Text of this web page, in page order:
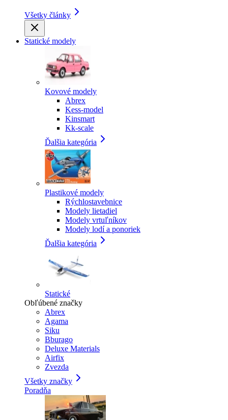
Všetky články
Statické modely
Kovové modely
Abrex
Kess-model
Kinsmart
Kk-scale
Ďalšia kategória
Plastikové modely
Rýchlostavebnice
Modely lietadiel
Modely vrtuľníkov
Modely lodí a ponoriek
Ďalšia kategória
Statické
Obľúbené značky
Abrex
Agama
Siku
Bburago
Deluxe Materials
Airfix
Zvezda
Všetky značky
Poradňa